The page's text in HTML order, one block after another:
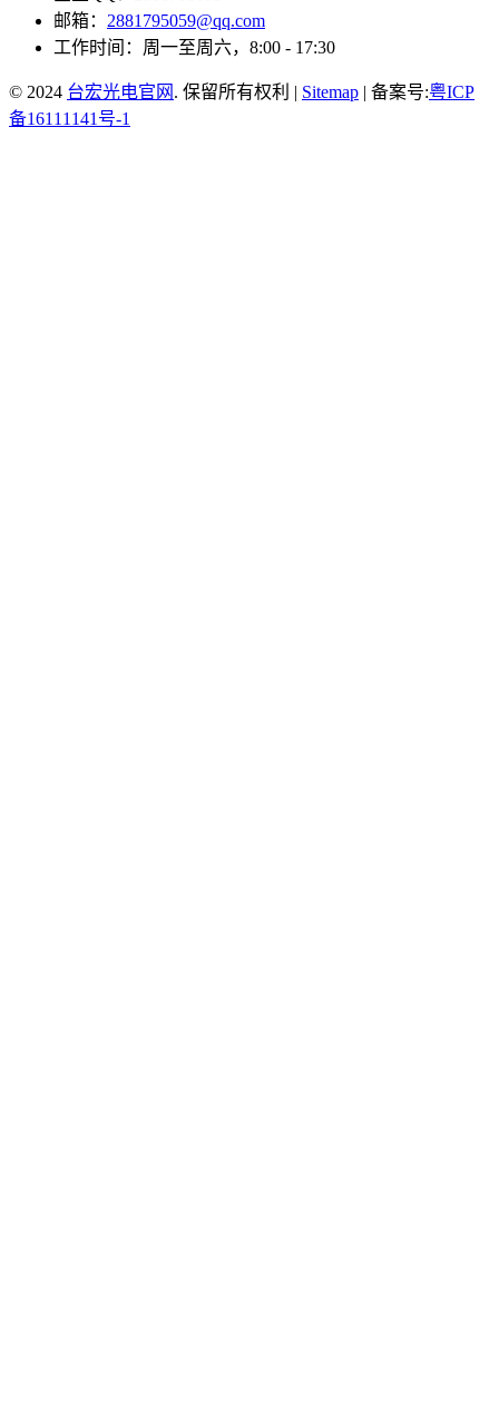
邮箱： 2881795059@qq.com
工作时间：周一至周六，8:00 - 17:30
© 2024 台宏光电官网 . 保留所有权利 | Sitemap | 备案号:粤ICP
备16111141号-1